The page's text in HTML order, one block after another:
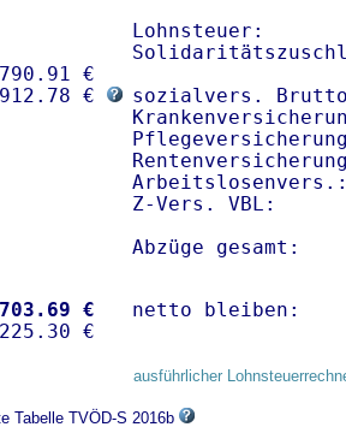
€
€
Lohnsteuer:
sozialvers.
Z-Vers. VBL:
Abzüge gesamt:
€
netto
ausführlicher
Tabelle TVÖD-S 2016b